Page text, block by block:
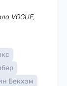
VOGUE,
Бекхэм